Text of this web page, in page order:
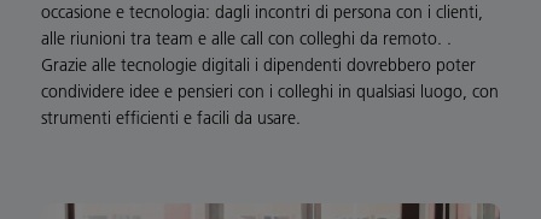
occasione e tecnologia: dagli incontri di persona con i clienti,
alle riunioni tra team e alle call con colleghi da remoto. .
Grazie alle tecnologie digitali i dipendenti dovrebbero poter
condividere idee e pensieri con i colleghi in qualsiasi luogo, con
strumenti efficienti e facili da usare.